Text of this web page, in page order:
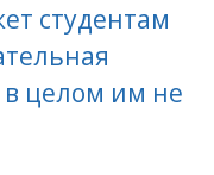
студентам
целом им не